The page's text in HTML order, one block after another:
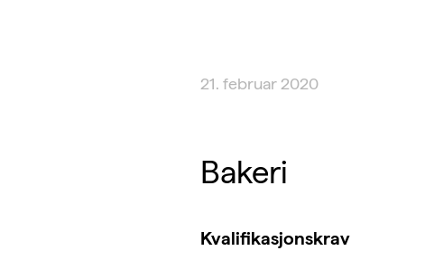
21. februar 2020
Bakeri
Kvalifikasjonskrav